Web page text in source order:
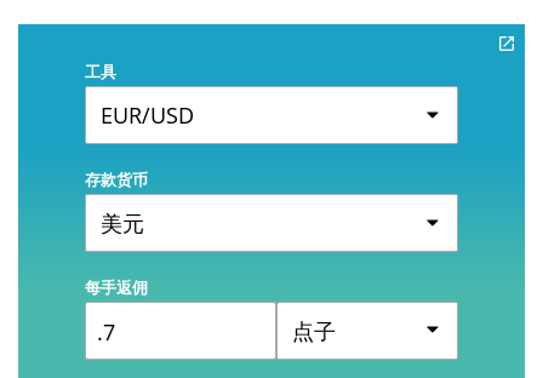
工具
EUR/USD
存款货币
美元
每手返佣
点子